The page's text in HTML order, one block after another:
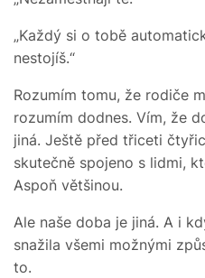
„Každý si o tobě
nestojíš.“
Rozumím tomu, že rodiče
rozumím dodnes. Vím, že
jiná. Ještě před třiceti
skutečně spojeno s lidmi,
Aspoň většinou.
Ale naše doba je jiná. A i
snažila všemi možnými
to.